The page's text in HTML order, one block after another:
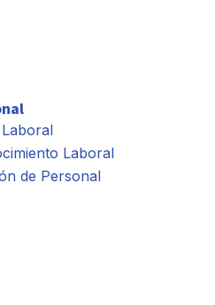
Laboral
de Personal